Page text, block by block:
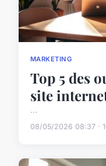
MARKETING
Top 5 des
site
...
08/05/2026 08:37 ·